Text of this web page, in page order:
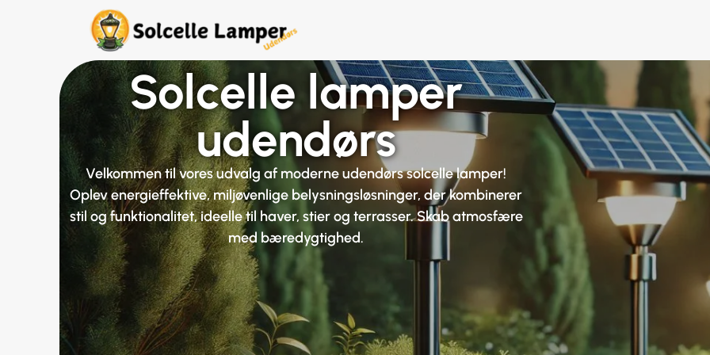
Solcelle lamper
udendørs
Velkommen til vores udvalg af moderne udendørs solcelle lamper!
Oplev energieffektive, miljøvenlige belysningsløsninger, der kombinerer
stil og funktionalitet, ideelle til haver, stier og terrasser. Skab atmosfære
med bæredygtighed.